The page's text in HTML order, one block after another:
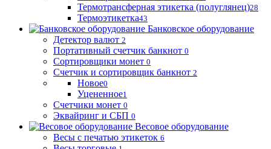
Термотрансферная этикетка (полуглянец)28
Термоэтикетка43
Банковское оборудование
Детектор валют 2
Портативный счетчик банкнот 0
Сортировщики монет 0
Счетчик и сортировщик банкнот 2
Новое0
Уцененное1
Счетчики монет 0
Эквайринг и СБП 0
Весовое оборудование
Весы с печатью этикеток 6